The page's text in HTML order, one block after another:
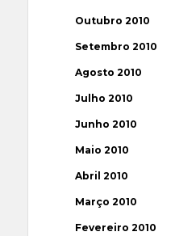
Outubro 2010
Setembro 2010
Agosto 2010
Julho 2010
Junho 2010
Maio 2010
Abril 2010
Março 2010
Fevereiro 2010